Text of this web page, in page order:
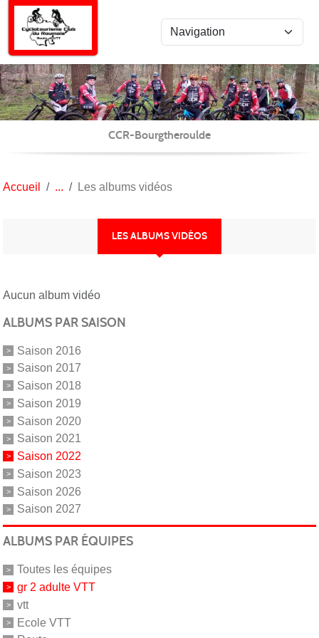
CCR-Bourgtheroulde
Accueil Les albums vidéos
LES ALBUMS VIDÉOS
Aucun album vidéo
ALBUMS PAR SAISON
Saison 2016
Saison 2017
Saison 2018
Saison 2019
Saison 2020
Saison 2021
Saison 2022
Saison 2023
Saison 2026
Saison 2027
ALBUMS PAR ÉQUIPES
Toutes les équipes
gr 2 adulte VTT
vtt
Ecole VTT
Panneau de gestion des cookies